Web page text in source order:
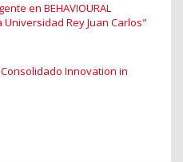
en BEHAVIOURAL
Universidad Rey Juan Carlos"
Innovation in